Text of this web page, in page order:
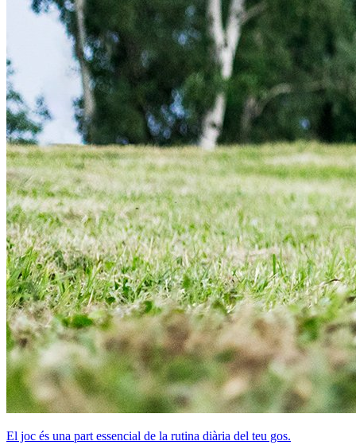
El joc és una part essencial de la rutina diària del teu gos.